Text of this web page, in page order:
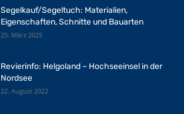
Segelkauf/Segeltuch: Materialien,
Eigenschaften, Schnitte und Bauarten
25. März 2025
Revierinfo: Helgoland – Hochseeinsel in der
Nordsee
22. August 2022